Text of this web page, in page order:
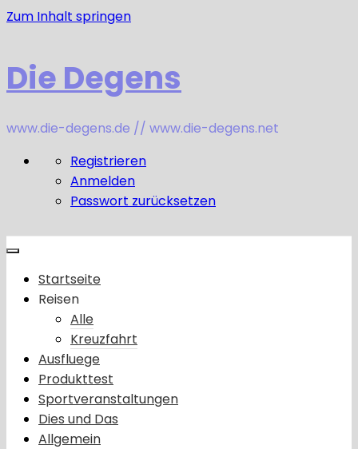
Zum Inhalt springen
Die Degens
www.die-degens.de // www.die-degens.net
Registrieren
Anmelden
Passwort zurücksetzen
Startseite
Reisen
Alle
Kreuzfahrt
Ausfluege
Produkttest
Sportveranstaltungen
Dies und Das
Allgemein